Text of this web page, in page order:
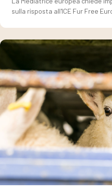
sulla risposta all'ICE Fur Free